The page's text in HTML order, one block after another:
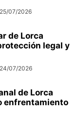
25/07/2026
de Lorca
legal y
24/07/2026
de Lorca
enfrentamiento